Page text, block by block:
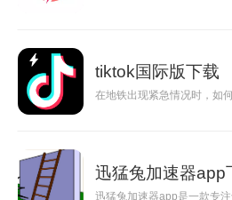
tiktok国际版下载
在地铁出现紧急情况时，如
迅猛兔加速器app
迅猛兔加速器app是一款专